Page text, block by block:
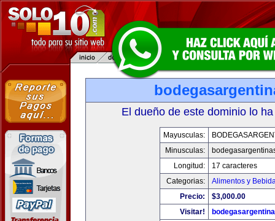
El dueño de este dominio lo
Mayusculas:
Minusculas:
Longitud:
17 caracteres
Categorias:
Alimentos y
Precio:
$3,000.00
Visitar!